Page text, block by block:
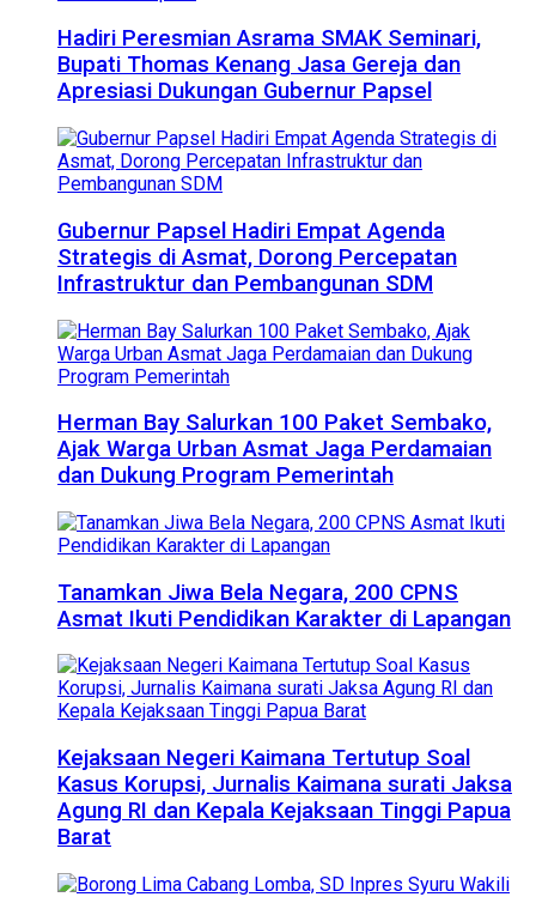
Hadiri Peresmian Asrama SMAK Seminari,
Bupati Thomas Kenang Jasa Gereja dan
Apresiasi Dukungan Gubernur Papsel
Gubernur Papsel Hadiri Empat Agenda
Strategis di Asmat, Dorong Percepatan
Infrastruktur dan Pembangunan SDM
Herman Bay Salurkan 100 Paket Sembako,
Ajak Warga Urban Asmat Jaga Perdamaian
dan Dukung Program Pemerintah
Tanamkan Jiwa Bela Negara, 200 CPNS
Asmat Ikuti Pendidikan Karakter di Lapangan
Kejaksaan Negeri Kaimana Tertutup Soal
Kasus Korupsi, Jurnalis Kaimana surati Jaksa
Agung RI dan Kepala Kejaksaan Tinggi Papua
Barat